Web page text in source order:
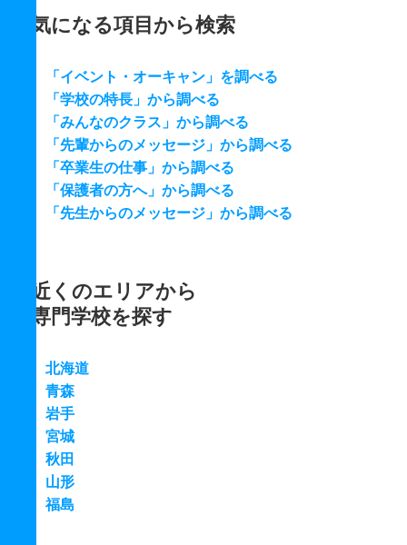
気になる項目から検索
「イベント・オーキャン」を調べる
「学校の特長」から調べる
「みんなのクラス」から調べる
「先輩からのメッセージ」から調べる
「卒業生の仕事」から調べる
「保護者の方へ」から調べる
「先生からのメッセージ」から調べる
近くのエリアから
専門学校を探す
北海道
青森
岩手
宮城
秋田
山形
福島